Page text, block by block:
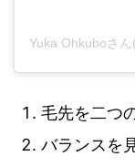
Yuka Ohkuboさ
毛先を二つ
バランスを